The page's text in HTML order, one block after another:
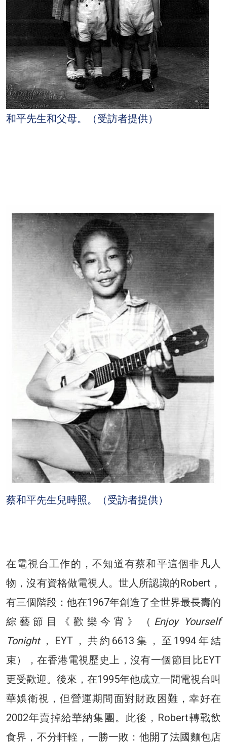
和平先生和父母。（受訪者提供）
蔡和平先生兒時照。（受訪者提供）
在電視台工作的，不知道有蔡和平這個非凡人
物，沒有資格做電視人。世人所認識的Robert，
有三個階段：他在1967年創造了全世界最長壽的
綜藝節目《歡樂今宵》（ Enjoy Yourself
Tonight，EYT，共約6613集，至1994年結
束），在香港電視歷史上，沒有一個節目比EYT
更受歡迎。後來，在1995年他成立一間電視台叫
華娛衛視，但營運期間面對財政困難，幸好在
2002年賣掉給華納集團。此後，Robert轉戰飲
食界，不分軒輊，一勝一敗：他開了法國麵包店